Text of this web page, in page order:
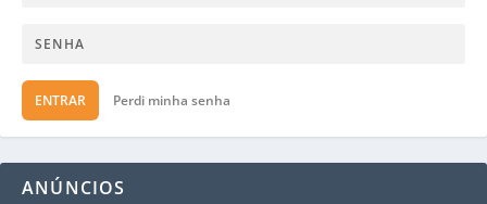
ENTRAR Perdi minha senha
ANÚNCIOS